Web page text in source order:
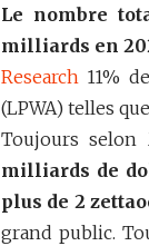
Le nombre
milliards en
Research 11%
(LPWA) telles
Toujours selon
milliards de
plus de 2
grand public.